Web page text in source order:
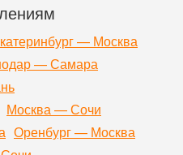
— Москва
— Самара
Москва — Сочи
Оренбург — Москва